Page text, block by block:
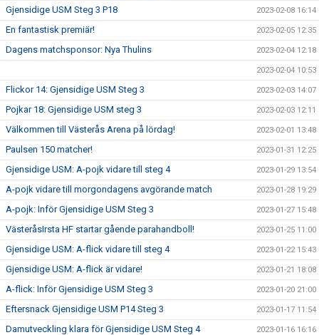
Gjensidige USM Steg 3 P18 2023-02-08 16:14
En fantastisk premiär! 2023-02-05 12:35
Dagens matchsponsor: Nya Thulins 2023-02-04 12:18
2023-02-04 10:53
Flickor 14: Gjensidige USM Steg 3 2023-02-03 14:07
Pojkar 18: Gjensidige USM steg 3 2023-02-03 12:11
Välkommen till Västerås Arena på lördag! 2023-02-01 13:48
Paulsen 150 matcher! 2023-01-31 12:25
Gjensidige USM: A-pojk vidare till steg 4 2023-01-29 13:54
A-pojk vidare till morgondagens avgörande match 2023-01-28 19:29
A-pojk: Inför Gjensidige USM Steg 3 2023-01-27 15:48
VästeråsIrsta HF startar gående parahandboll! 2023-01-25 11:00
Gjensidige USM: A-flick vidare till steg 4 2023-01-22 15:43
Gjensidige USM: A-flick är vidare! 2023-01-21 18:08
A-flick: Inför Gjensidige USM Steg 3 2023-01-20 21:00
Eftersnack Gjensidige USM P14 Steg 3 2023-01-17 11:54
Damutveckling klara för Gjensidige USM Steg 4 2023-01-16 16:16